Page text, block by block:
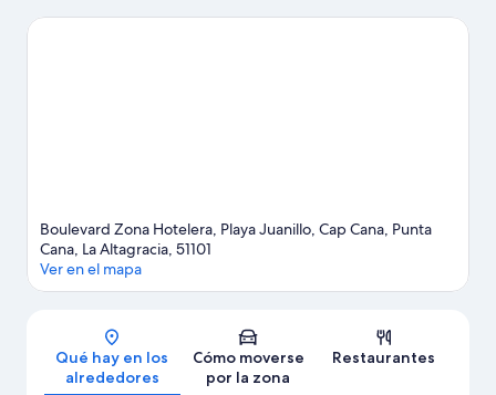
son lo que necesitas. Parque Acuático El Dorado y Parque de
Boulevard Zona Hotelera, Playa Juanillo, Cap Cana, Punta
Cana, La Altagracia, 51101
Ver en el mapa
Qué hay en los
alrededores
Cómo moverse
por la zona
Restaurantes